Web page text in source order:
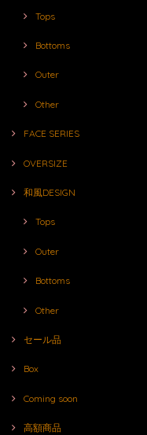
Tops
Bottoms
Outer
Other
FACE SERIES
OVERSIZE
和風DESIGN
Tops
Outer
Bottoms
Other
セール品
Box
Coming soon
高額商品